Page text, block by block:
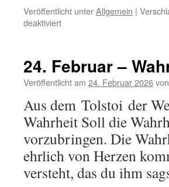
Veröffentlicht unterAllgemein |
deaktiviertfür
Beten
24. Februar –
Veröffentlicht am 24. Februar 2026von
Aus dem Tolstoi der
Wahrheit Soll die
vorzubringen. Die
ehrlich von Herzen
versteht, das du ihm